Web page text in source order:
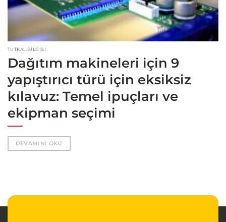
TUTKAL BILGISI
Dağıtım makineleri için 9
yapıştırıcı türü için eksiksiz
kılavuz: Temel ipuçları ve
ekipman seçimi
DEVAMINI OKU